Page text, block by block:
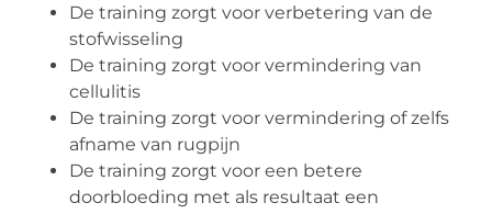
De training zorgt voor verbetering van de
stofwisseling
De training zorgt voor vermindering van
cellulitis
De training zorgt voor vermindering of zelfs
afname van rugpijn
De training zorgt voor een betere
doorbloeding met als resultaat een